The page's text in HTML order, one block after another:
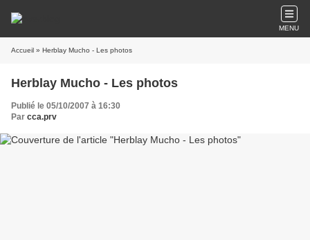
MENU
Accueil » Herblay Mucho - Les photos
Herblay Mucho - Les photos
Publié le 05/10/2007 à 16:30
Par cca.prv